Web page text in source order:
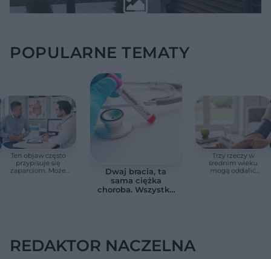
POPULARNE TEMATY
Ten objaw często
przypisuje się
zaparciom. Może
Dwaj bracia, ta
sama ciężka
choroba. Wszystko
Trzy rzeczy w
średnim wieku
mogą oddalić
REDAKTOR NACZELNA